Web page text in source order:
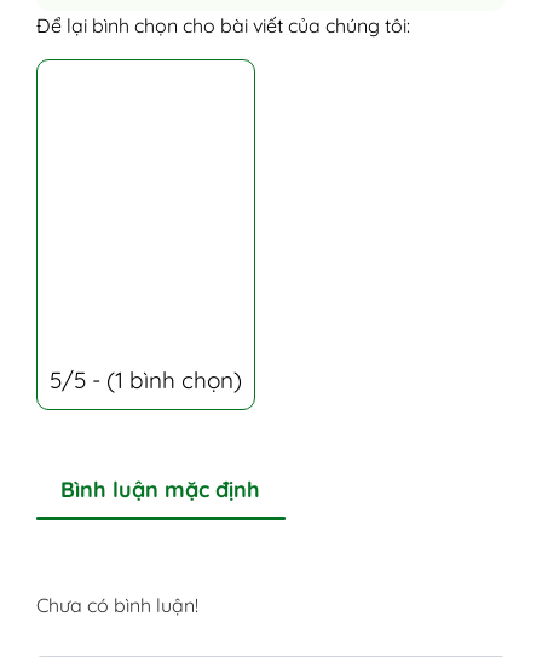
Để lại bình chọn cho bài viết của chúng tôi:
5/5 - (1 bình chọn)
Bình luận mặc định
Chưa có bình luận!